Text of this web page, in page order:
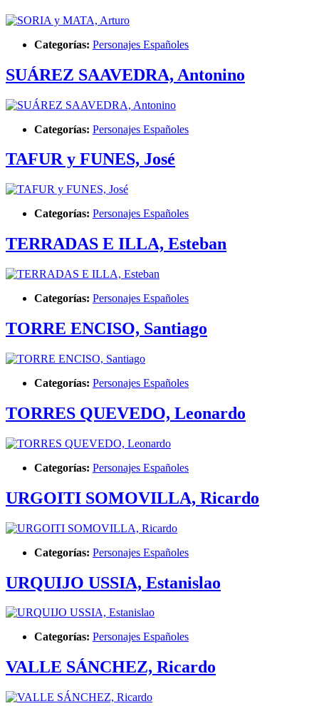
Categorías: Personajes Españoles
SUÁREZ SAAVEDRA, Antonino
Categorías: Personajes Españoles
TAFUR y FUNES, José
Categorías: Personajes Españoles
TERRADAS E ILLA, Esteban
Categorías: Personajes Españoles
TORRE ENCISO, Santiago
Categorías: Personajes Españoles
TORRES QUEVEDO, Leonardo
Categorías: Personajes Españoles
URGOITI SOMOVILLA, Ricardo
Categorías: Personajes Españoles
URQUIJO USSIA, Estanislao
Categorías: Personajes Españoles
VALLE SÁNCHEZ, Ricardo